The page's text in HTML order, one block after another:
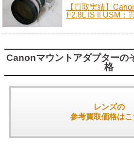
【買取実績】
F2.8L IS II USM：
Canonマウントアダプターの
格
レンズの
参考買取価格はこ